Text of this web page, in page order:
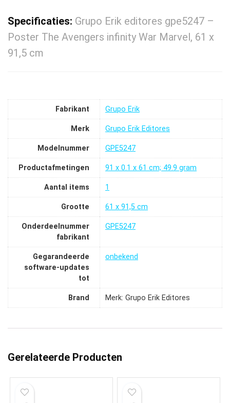
Specificaties: Grupo Erik editores gpe5247 –
Poster The Avengers infinity War Marvel, 61 x
91,5 cm
Fabrikant ‎Grupo Erik
Merk ‎Grupo Erik Editores
Modelnummer ‎GPE5247
Productafmetingen ‎91 x 0.1 x 61 cm; 49.9 gram
Aantal items ‎1
Grootte ‎61 x 91,5 cm
Onderdeelnummer
fabrikant
‎GPE5247
Gegarandeerde
software-updates
tot
‎onbekend
Brand Merk: Grupo Erik Editores
Gerelateerde Producten